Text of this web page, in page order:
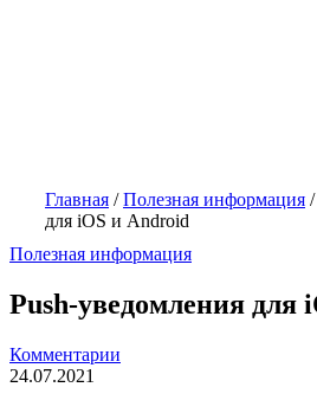
Главная /Полезная информация /
для iOS и Android
Полезная информация
Push-уведомления для
Комментарии
24.07.2021